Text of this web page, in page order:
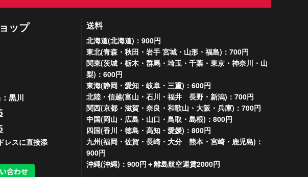
ップ
黒川
レスに直接添
合わせ
送料
北海道(北海道)：900円
東北(青森・秋田・岩手 宮城・山形・福島)：700円
関東(茨城・栃木・群馬・埼玉・千葉・東京・神奈川・山
梨)：600円
東海(静岡・愛知・岐阜・三重)：600円
北陸・信越(富山・石川・福井 長野・新潟)：700円
関西(京都・滋賀・奈良・和歌山・大阪・兵庫)：700円
中国(岡山・広島・山口・鳥取・島根)：800円
四国(香川・徳島・高知・愛媛)：800円
九州(福岡・佐賀・長崎・大分 熊本・宮崎・鹿児島)：
900円
沖縄(沖縄)：900円＋離島航空運賃2000円